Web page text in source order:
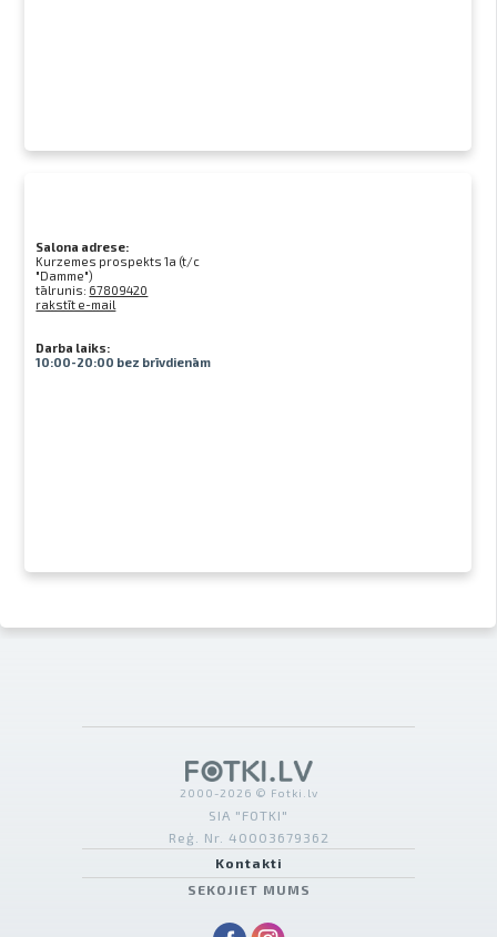
Salona adrese:
Kurzemes prospekts 1a (t/c
"Damme")
tālrunis: 67809420
rakstīt e-mail
Darba laiks:
10:00-20:00 bez brīvdienām
2000-2026 © Fotki.lv
SIA "FOTKI"
Reģ. Nr. 40003679362
Kontakti
SEKOJIET MUMS